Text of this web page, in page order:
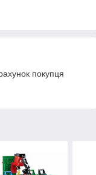
покупця